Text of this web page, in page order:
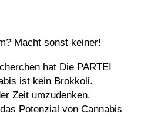
Macht sonst keiner!
hat Die PARTEI
ist kein Brokkoli.
Zeit umzudenken.
Potenzial von Cannabis